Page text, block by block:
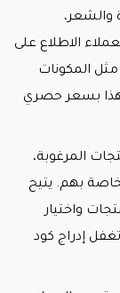
إدراج
على الأكواد
للمتجر
بتوفير
والشعر،
الاطلاع على
المكونات
هذا بسعر حصري
المرغوبة،
بهم. يتيح
واختيار
إدراج كود